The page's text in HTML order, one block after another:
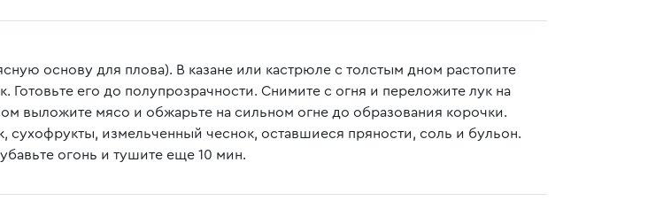
основу для плова). В казане или кастрюле с толстым дном растопите
Готовьте его до полупрозрачности. Снимите с огня и переложите лук на
выложите мясо и обжарьте на сильном огне до образования корочки.
сухофрукты, измельченный чеснок, оставшиеся пряности, соль и бульон.
огонь и тушите еще 10 мин.